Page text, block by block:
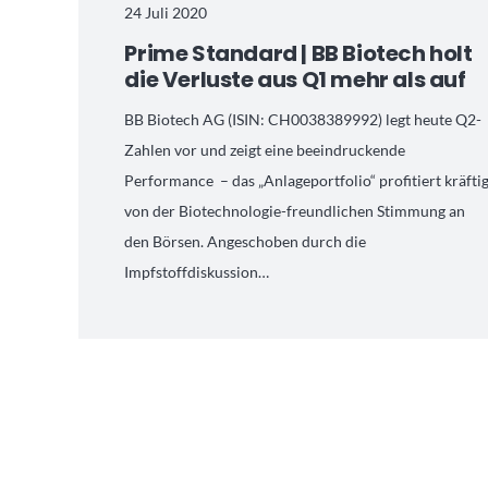
24 Juli 2020
Prime Standard | BB Biotech holt
die Verluste aus Q1 mehr als auf
BB Biotech AG (ISIN: CH0038389992) legt heute Q2-
Zahlen vor und zeigt eine beeindruckende
Performance – das „Anlageportfolio“ profitiert
von der Biotechnologie-freundlichen Stimmung an
den Börsen. Angeschoben durch die
Impfstoffdiskussion…